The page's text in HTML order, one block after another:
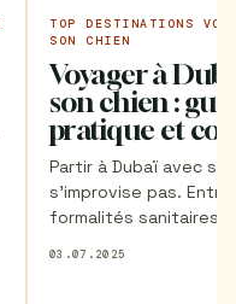
TOP DESTINATIONS
SON CHIEN
Voyager à
son chien :
pratique et
Partir à Dubaï avec
s’improvise pas. Entre
formalités sanitaires
03.07.2025